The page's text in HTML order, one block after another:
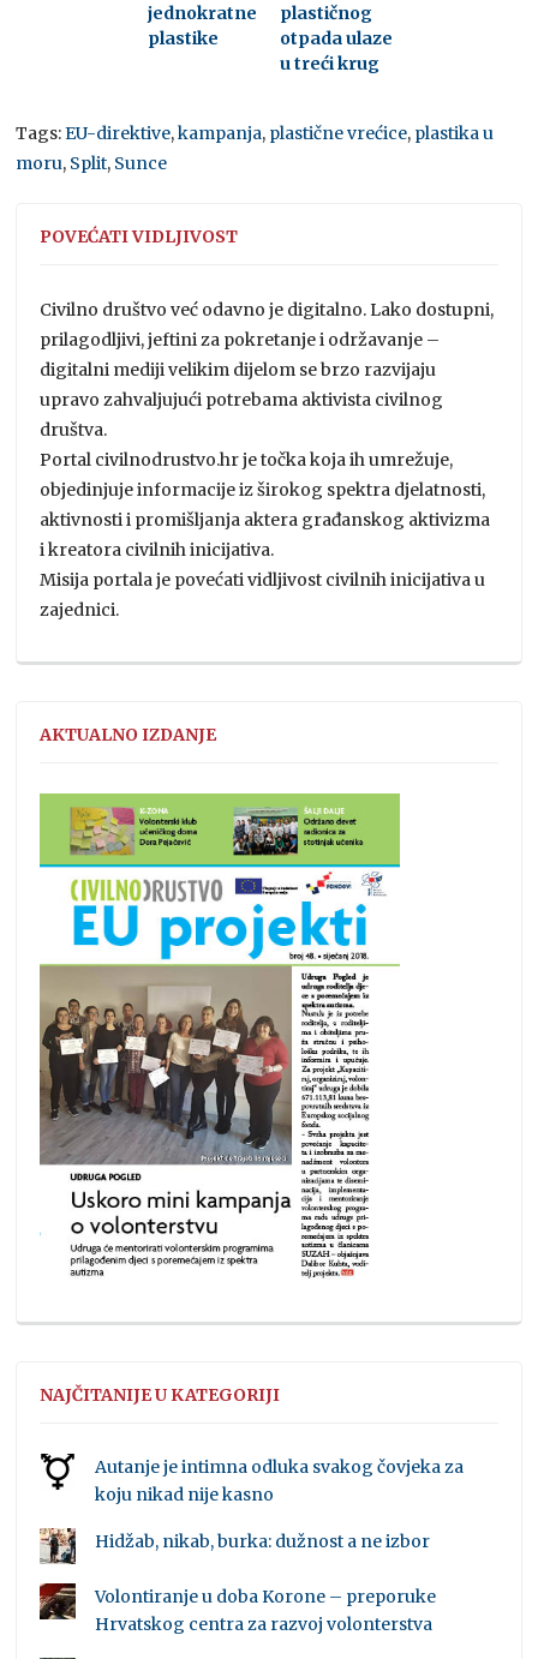
jednokratne
plastike
plastičnog
otpada ulaze
u treći krug
Tags:EU-direktive,kampanja, plastične vrećice, plastika u
moru, Split, Sunce
POVEĆATI VIDLJIVOST
Civilno društvo već odavno je digitalno. Lako dostupni,
prilagodljivi, jeftini za pokretanje i održavanje –
digitalni mediji velikim dijelom se brzo razvijaju
upravo zahvaljujući potrebama aktivista civilnog
društva.
Portal civilnodrustvo.hr je točka koja ih umrežuje,
objedinjuje informacije iz širokog spektra djelatnosti,
aktivnosti i promišljanja aktera građanskog aktivizma
i kreatora civilnih inicijativa.
Misija portala je povećati vidljivost civilnih inicijativa u
zajednici.
AKTUALNO IZDANJE
NAJČITANIJE U KATEGORIJI
Autanje je intimna odluka svakog čovjeka za
koju nikad nije kasno
Hidžab, nikab, burka: dužnost a ne izbor
Volontiranje u doba Korone – preporuke
Hrvatskog centra za razvoj volonterstva